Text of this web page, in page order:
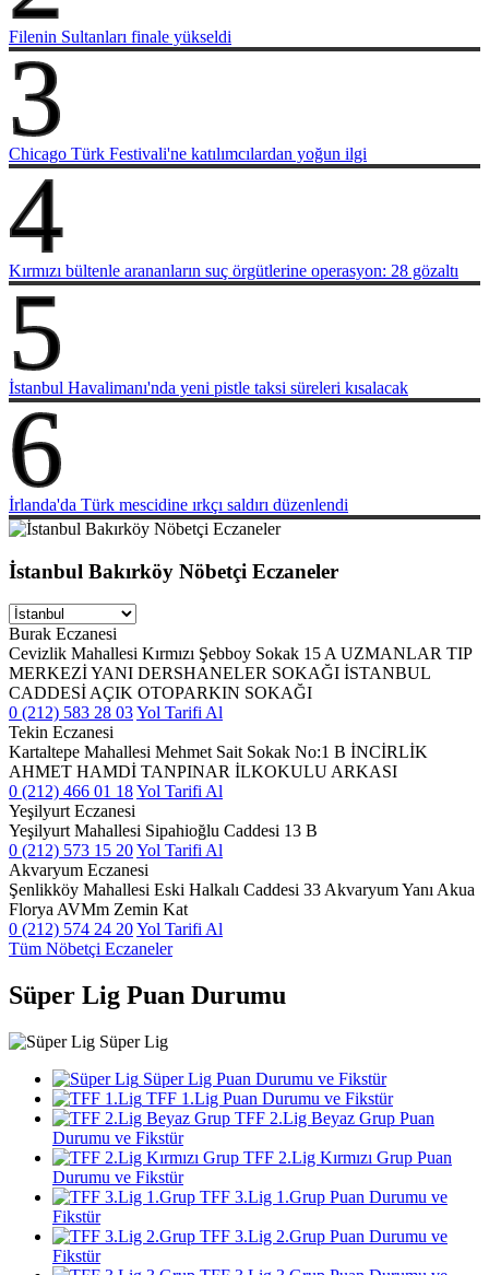
Filenin Sultanları finale yükseldi
3
Chicago Türk Festivali'ne katılımcılardan yoğun ilgi
4
Kırmızı bültenle arananların suç örgütlerine operasyon: 28 gözaltı
5
İstanbul Havalimanı'nda yeni pistle taksi süreleri kısalacak
6
İrlanda'da Türk mescidine ırkçı saldırı düzenlendi
İstanbul Bakırköy Nöbetçi Eczaneler
Burak Eczanesi
Cevizlik Mahallesi Kırmızı Şebboy Sokak 15 A UZMANLAR TIP
MERKEZİ YANI DERSHANELER SOKAĞI İSTANBUL
CADDESİ AÇIK OTOPARKIN SOKAĞI
0 (212) 583 28 03Yol Tarifi Al
Tekin Eczanesi
Kartaltepe Mahallesi Mehmet Sait Sokak No:1 B İNCİRLİK
AHMET HAMDİ TANPINAR İLKOKULU ARKASI
0 (212) 466 01 18Yol Tarifi Al
Yeşilyurt Eczanesi
Yeşilyurt Mahallesi Sipahioğlu Caddesi 13 B
0 (212) 573 15 20Yol Tarifi Al
Akvaryum Eczanesi
Şenlikköy Mahallesi Eski Halkalı Caddesi 33 Akvaryum Yanı Akua
Florya AVMm Zemin Kat
0 (212) 574 24 20Yol Tarifi Al
Tüm Nöbetçi Eczaneler
Süper Lig Puan Durumu
Süper Lig
Süper Lig Puan Durumu ve Fikstür
TFF 1.Lig Puan Durumu ve Fikstür
TFF 2.Lig Beyaz Grup Puan
Durumu ve Fikstür
TFF 2.Lig Kırmızı Grup Puan
Durumu ve Fikstür
TFF 3.Lig 1.Grup Puan Durumu ve
Fikstür
TFF 3.Lig 2.Grup Puan Durumu ve
Fikstür